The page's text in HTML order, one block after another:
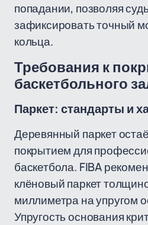
попадании, позволяя
зафиксировать точный
кольца.
Требования к
баскетбольного
Паркет: стандарты и
Деревянный паркет
покрытием для
баскетбола. FIBA
клёновый паркет
миллиметра на упругом
Упругость основания